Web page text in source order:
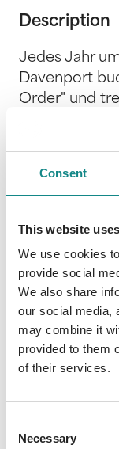
Consent
This website
We use cookies
provide social
We also share
our social media,
may combine it
provided to them
of their services.
Selection
Necessary
Description
Jedes Jahr
Davenport
Order" und
seinem
Doch dieses
sich
Frage aller
Durchführung
einfach. Dazu
Bruder, der
entfliehen